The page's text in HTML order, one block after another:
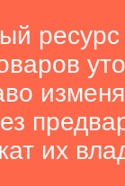
ресурс
их